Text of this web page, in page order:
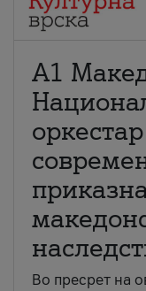
А1
Во пресрет на